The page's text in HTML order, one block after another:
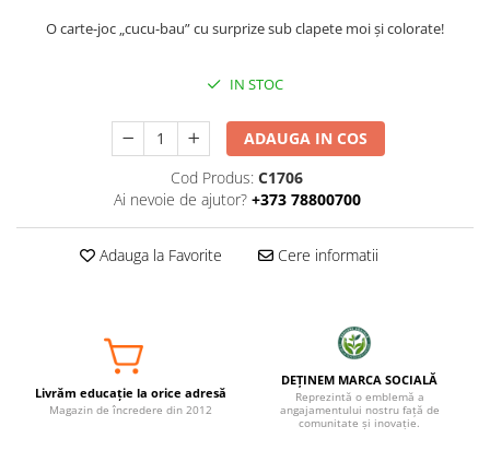
O carte-joc „cucu-bau” cu surprize sub clapete moi și colorate!
IN STOC
ADAUGA IN COS
Cod Produs: C1706
Ai nevoie de ajutor? +373 78800700
Adauga la Favorite Cere informatii
Livrăm educație la orice adresă
Magazin de încredere din 2012
DEȚINEM MARCA SOCIALĂ
Reprezintă o emblemă a
angajamentului nostru față de
comunitate și inovație.